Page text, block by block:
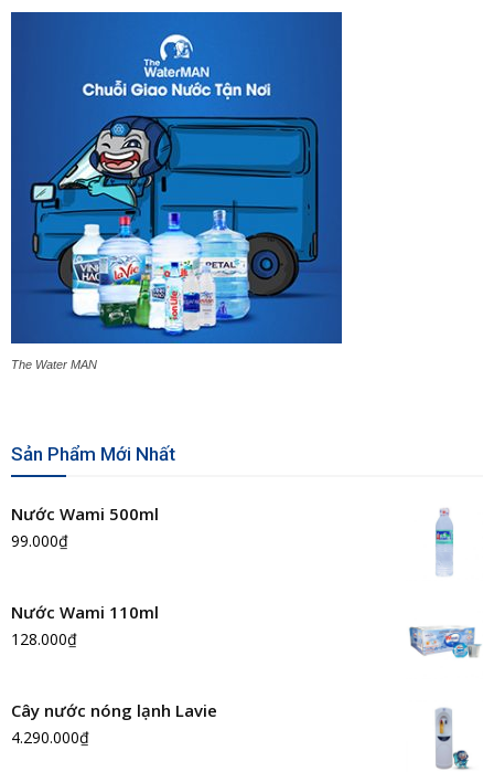
The Water MAN
Sản Phẩm Mới Nhất
Nước Wami 500ml
99.000₫
Nước Wami 110ml
128.000₫
Cây nước nóng lạnh Lavie
4.290.000₫